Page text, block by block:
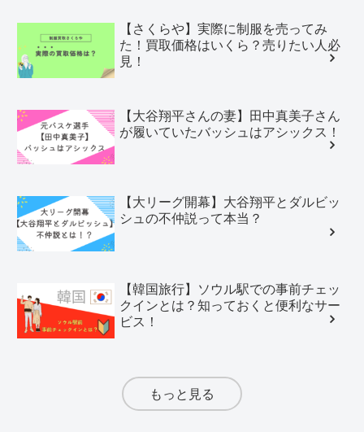
【さくらや】実際に制服を売ってみ
た！買取価格はいくら？売りたい人必
見！
【大谷翔平さんの妻】田中真美子さん
が履いていたバッシュはアシックス！
【大リーグ開幕】大谷翔平とダルビッ
シュの不仲説って本当？
【韓国旅行】ソウル駅での事前チェッ
クインとは？知っておくと便利なサー
ビス！
もっと見る